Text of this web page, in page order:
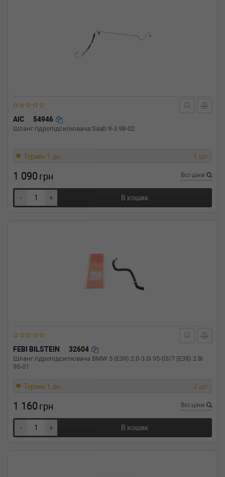
AIC 54946
Шланг гідропідсилювача Saab 9-3 98-02
Термін 1 дн. 1 шт.
1 090 грн Всі ціни
- + В кошик
FEBI BILSTEIN 32604
Шланг гідропідсилювача BMW 5 (E39) 2.0-3.0i 95-03/7 (E38) 2.8i
95-01
Термін 1 дн. 2 шт.
1 160 грн Всі ціни
- + В кошик